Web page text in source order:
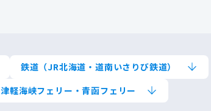
鉄道（JR北海道・道南いさりび鉄道）
津軽海峡フェリー・青函フェリー